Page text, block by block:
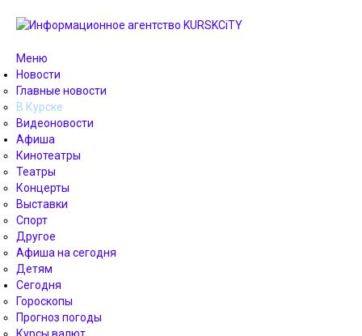
Меню
Новости
Главные новости
В Курске
Видеоновости
Афиша
Кинотеатры
Театры
Концерты
Выставки
Спорт
Другое
Афиша на сегодня
Детям
Сегодня
Гороскопы
Прогноз погоды